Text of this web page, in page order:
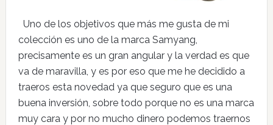
Uno de los objetivos que más me gusta de mi
colección es uno de la marca Samyang,
precisamente es un gran angular y la verdad es que
va de maravilla, y es por eso que me he decidido a
traeros esta novedad ya que seguro que es una
buena inversión, sobre todo porque no es una marca
muy cara y por no mucho dinero podemos traernos